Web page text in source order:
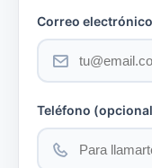
Correo electrónico
Teléfono